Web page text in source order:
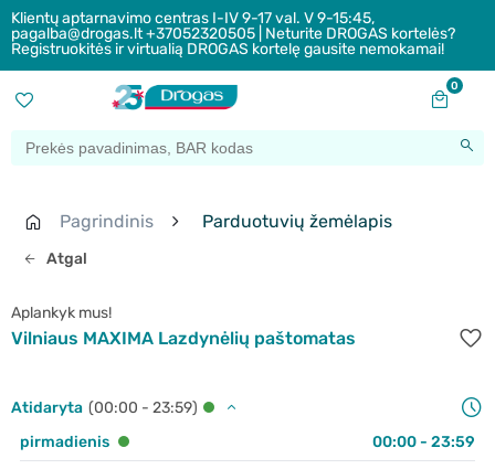
Klientų aptarnavimo centras I-IV 9-17 val. V 9-15:45,
pagalba@drogas.lt +37052320505 | Neturite DROGAS kortelės?
Registruokitės ir virtualią DROGAS kortelę gausite nemokamai!
0
Atgal
Pagrindinis Parduotuvių žemėlapis
Aplankyk mus!
Vilniaus MAXIMA Lazdynėlių paštomatas
Atidaryta (00:00 - 23:59)
pirmadienis
00:00 - 23:59